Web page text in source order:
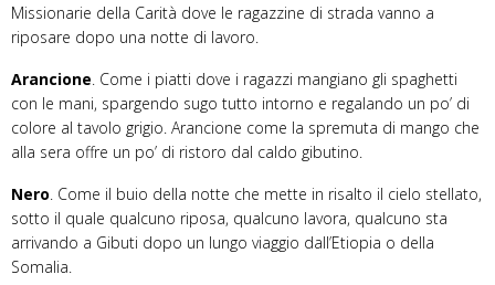
Missionarie della Carità dove le ragazzine di strada vanno a
riposare dopo una notte di lavoro.
Arancione. Come i piatti dove i ragazzi mangiano gli spaghetti
con le mani, spargendo sugo tutto intorno e regalando un po’ di
colore al tavolo grigio. Arancione come la spremuta di mango che
alla sera offre un po’ di ristoro dal caldo gibutino.
Nero. Come il buio della notte che mette in risalto il cielo stellato,
sotto il quale qualcuno riposa, qualcuno lavora, qualcuno sta
arrivando a Gibuti dopo un lungo viaggio dall’Etiopia o della
Somalia.